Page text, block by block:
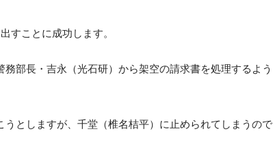
すことに成功します。
部長・吉永（光石研）から架空の請求書を処理するよう
うとしますが、千堂（椎名桔平）に止められてしまうので